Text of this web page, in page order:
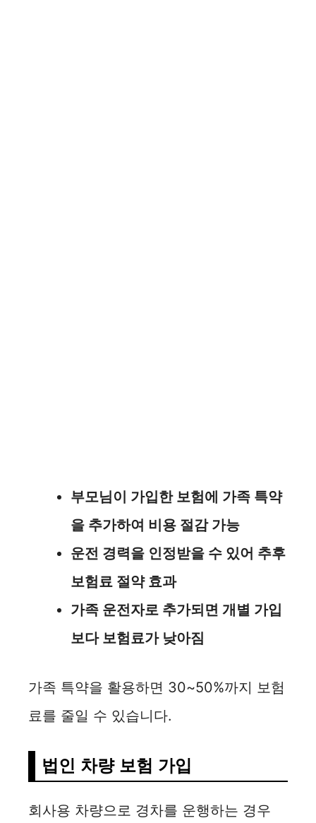
부모님이 가입한 보험에 가족 특약
을 추가하여 비용 절감 가능
운전 경력을 인정받을 수 있어 추후
보험료 절약 효과
가족 운전자로 추가되면 개별 가입
보다 보험료가 낮아짐
가족 특약을 활용하면 30~50%까지 보험
료를 줄일 수 있습니다.
법인 차량 보험 가입
회사용 차량으로 경차를 운행하는 경우